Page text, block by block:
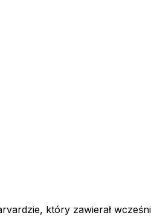
który zawierał